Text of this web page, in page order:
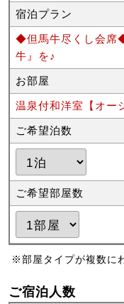
宿泊プラン
◆但馬牛尽くし会席
牛』を♪
お部屋
温泉付和洋室【オー
ご希望泊数
ご希望部屋数
※部屋タイプが複数に
ご宿泊人数